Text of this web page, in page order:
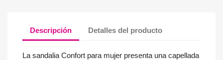
Descripción Detalles del producto
La sandalia Confort para mujer presenta una capellada